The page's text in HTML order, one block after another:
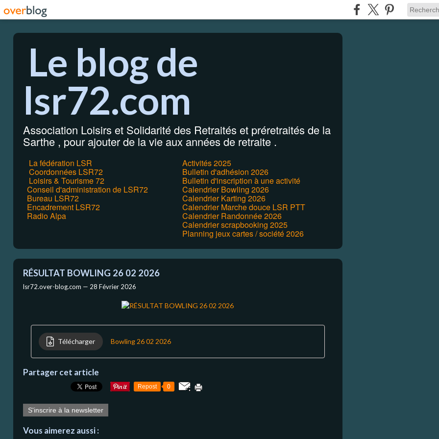
Le blog de
lsr72.com
Association Loisirs et Solidarité des Retraités et préretraités de la
Sarthe , pour ajouter de la vie aux années de retraite .
La fédération LSR
Coordonnées LSR72
Loisirs & Tourisme 72
Conseil d'administration de LSR72
Bureau LSR72
Encadrement LSR72
Radio Alpa
Activités 2025
Bulletin d'adhésion 2026
Bulletin d'inscription à une activité
Calendrier Bowling 2026
Calendrier Karting 2026
Calendrier Marche douce LSR PTT
Calendrier Randonnée 2026
Calendrier scrapbooking 2025
Planning jeux cartes / société 2026
RÉSULTAT BOWLING 26 02 2026
lsr72.over-blog.com — 28 Février 2026
Télécharger Bowling 26 02 2026
Partager cet article
Repost 0
S'inscrire à la newsletter
Vous aimerez aussi :